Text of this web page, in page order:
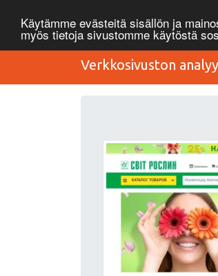
Käytämme evästeitä sisällön ja
myös tietoja sivustomme käytöstä
Verkkosivuston